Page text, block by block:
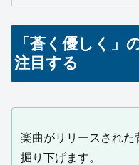
「蒼く優しく」
注目する
楽曲がリリースされた
掘り下げます。